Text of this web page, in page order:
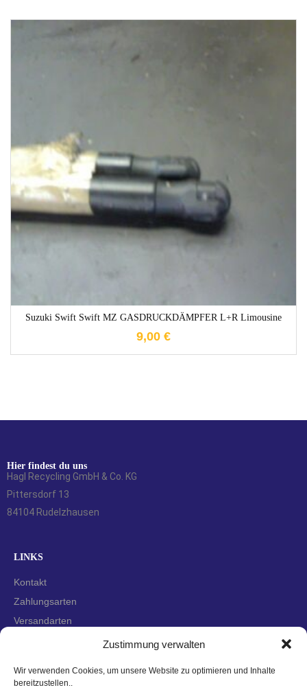
Zustimmung verwalten
Wir verwenden Cookies, um unsere Website zu optimieren und Inhalte
bereitzustellen..
Suzuki Swift Swift MZ GASDRUCKDÄMPFER L+R Limousine
9,00 €
1-3 Werktage
Hier findest du uns
Hagl Recycling GmbH & Co. KG
Pittersdorf 13
84104 Rudelzhausen
LINKS
Kontakt
Zahlungsarten
Versandarten
Datenschutzerklärung